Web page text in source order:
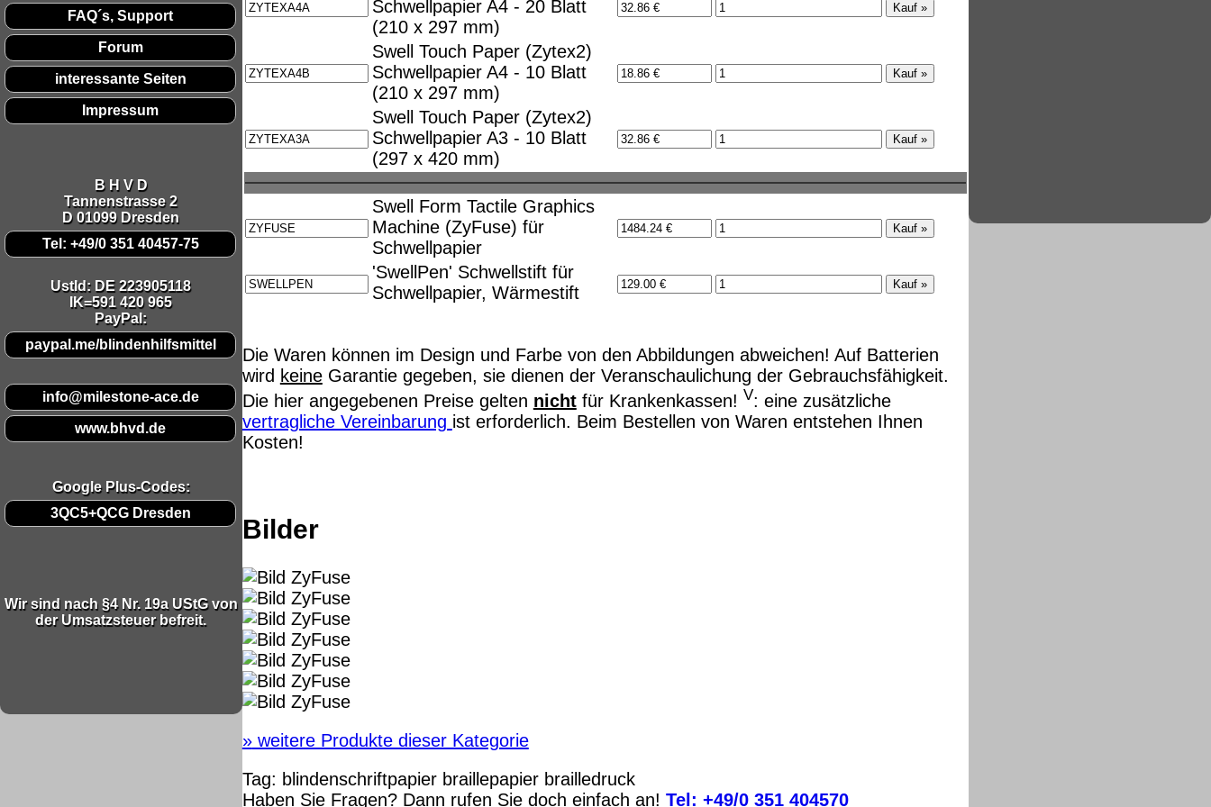
FAQ´s, Support
Forum
interessante Seiten
Impressum
B H V D
Tannenstrasse 2
D 01099 Dresden
Tel: +49/0 351 40457-75
UstId: DE 223905118
IK=591 420 965
PayPal:
paypal.me/blindenhilfsmittel
info@milestone-ace.de
www.bhvd.de
Google Plus-Codes:
3QC5+QCG Dresden
Wir sind nach §4 Nr. 19a UStG von
der Umsatzsteuer befreit.
Schwellpapier A4 - 20 Blatt
(210 x 297 mm)
Swell Touch Paper (Zytex2)
Schwellpapier A4 - 10 Blatt
(210 x 297 mm)
Swell Touch Paper (Zytex2)
Schwellpapier A3 - 10 Blatt
(297 x 420 mm)
Swell Form Tactile Graphics
Machine (ZyFuse) für
Schwellpapier
'SwellPen' Schwellstift für
Schwellpapier, Wärmestift
Die Waren können im Design und Farbe von den Abbildungen abweichen! Auf Batterien
wird keineGarantie gegeben, sie dienen der Veranschaulichung der Gebrauchsfähigkeit.
Die hier angegebenen Preise gelten nichtfür Krankenkassen! V: eine zusätzliche
vertragliche Vereinbarung ist erforderlich. Beim Bestellen von Waren entstehen Ihnen
Kosten!
Bilder
»weitere Produkte dieser Kategorie
Tag: blindenschriftpapierbraillepapierbrailledruck
Haben Sie Fragen? Dann rufen Sie doch einfach an! Tel: +49/0 351 404570
Diese Website nutzt Cookies, um bestmögliche Funktionalität bieten zu können.
This website uses cookies to provide the best possible functionality.
Ok, verstanden Mehr Infos